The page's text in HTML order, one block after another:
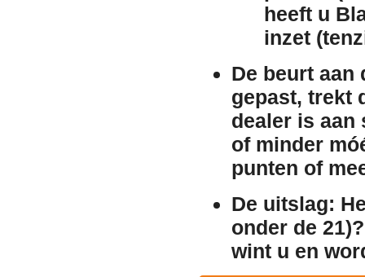
heeft u
inzet
De beurt aan
gepast, trekt
dealer is
of minder
punten of
De uitslag:
onder de
wint u en